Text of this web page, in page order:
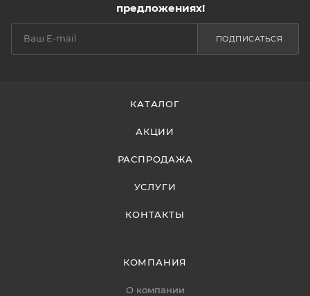
предложениях!
ПОДПИСАТЬСЯ
КАТАЛОГ
АКЦИИ
РАСПРОДАЖА
УСЛУГИ
КОНТАКТЫ
КОМПАНИЯ
О компании